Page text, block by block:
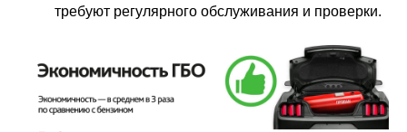
требуют регулярного обслуживания и проверки.